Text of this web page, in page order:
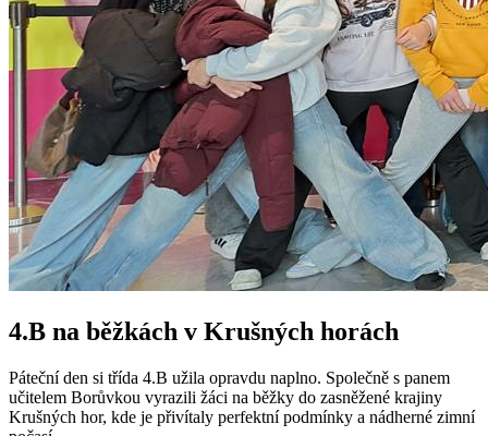
4.B na běžkách v Krušných horách
Páteční den si třída 4.B užila opravdu naplno. Společně s panem
učitelem Borůvkou vyrazili žáci na běžky do zasněžené krajiny
Krušných hor, kde je přivítaly perfektní podmínky a nádherné zimní